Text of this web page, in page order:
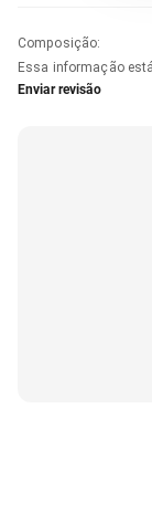
Composição:
Essa informação
Enviar revisão